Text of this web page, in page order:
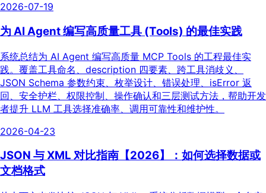
2026-07-19
为 AI Agent 编写高质量工具 (Tools) 的最佳实践
系统总结为 AI Agent 编写高质量 MCP Tools 的工程最佳实
践。覆盖工具命名、description 四要素、跨工具消歧义、
JSON Schema 参数约束、枚举设计、错误处理、isError 返
回、安全护栏、权限控制、操作确认和三层测试方法，帮助开发
者提升 LLM 工具选择准确率、调用可靠性和维护性。
2026-04-23
JSON 与 XML 对比指南【2026】：如何选择数据或
文档格式